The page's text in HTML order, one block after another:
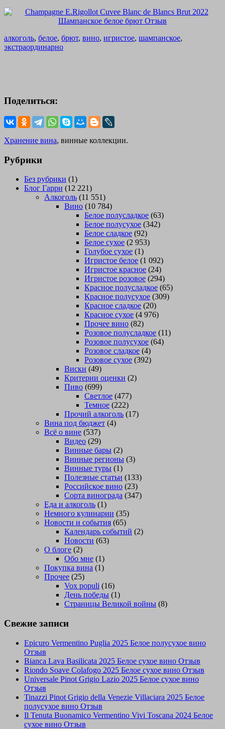
алкоголь, белое, брют, вино, игристое, шампанское,
экстраординарно
Поделиться:
Хранение вина, винные коллекции.
Рубрики
Без рубрики (1)
Блог Гарри (12 221)
Алкоголь (11 551)
Вино (10 784)
Белое полусладкое (63)
Белое полусухое (342)
Белое сладкое (92)
Белое сухое (2 953)
Голубое сухое (1)
Игристое белое (1 092)
Игристое красное (24)
Игристое розовое (294)
Красное полусладкое (65)
Красное полусухое (309)
Красное сладкое (20)
Красное сухое (4 976)
Прочее вино (82)
Розовое полусладкое (11)
Розовое полусухое (64)
Розовое сладкое (4)
Розовое сухое (392)
Виски (49)
Критерии оценки (2)
Пиво (699)
Светлое (477)
Темное (222)
Прочий алкоголь (17)
Вина под бюджет (4)
Всё о вине (537)
Видео (29)
Винные бары (2)
Винные регионы (3)
Винные туры (1)
Полезные статьи (133)
Российское вино (23)
Сорта винограда (347)
Еда и алкоголь (1)
Немного кулинарии (35)
Новости и события (65)
Календарь событий (2)
Новости (63)
О блоге (2)
Обо мне (1)
Покупка вина (1)
Прочее (25)
Vox populi (16)
День победы (1)
Страницы Великой войны (8)
Свежие записи
Epicuro Vermentino Puglia 2025 Белое полусухое вино
Отзыв
Bianca Lava Basilicata 2025 Белое сухое вино Отзыв
Riondo Soave Colafogo 2025 Белое сухое вино Отзыв
Universale Pinot Grigio Lazio 2025 Белое сухое вино
Отзыв
Tinazzi Pinot Grigio della Venezie Villaciara 2025 Белое
полусухое вино Отзыв
Il Tenuta Buonamico Vermentino Vivi Toscana 2024 Белое
сухое вино Отзыв